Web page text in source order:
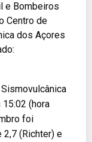
e Bombeiros
Centro de
dos Açores
(hora
foi
(Richter) e